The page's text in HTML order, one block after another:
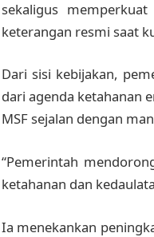
sekaligus
keterangan resmi saat
Dari sisi kebijakan,
dari agenda ketahanan
MSF sejalan dengan
“Pemerintah
ketahanan dan
Ia menekankan